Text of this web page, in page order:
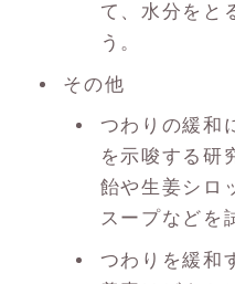
て、水分をと
う。
その他
つわりの緩和
を示唆する研
飴や生姜シロ
スープなどを
つわりを緩和